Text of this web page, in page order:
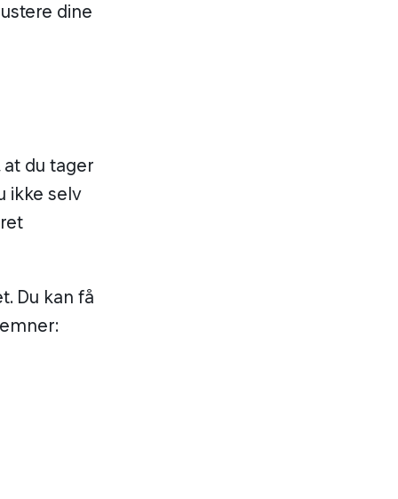
dine
du tager
ikke selv
Du kan få